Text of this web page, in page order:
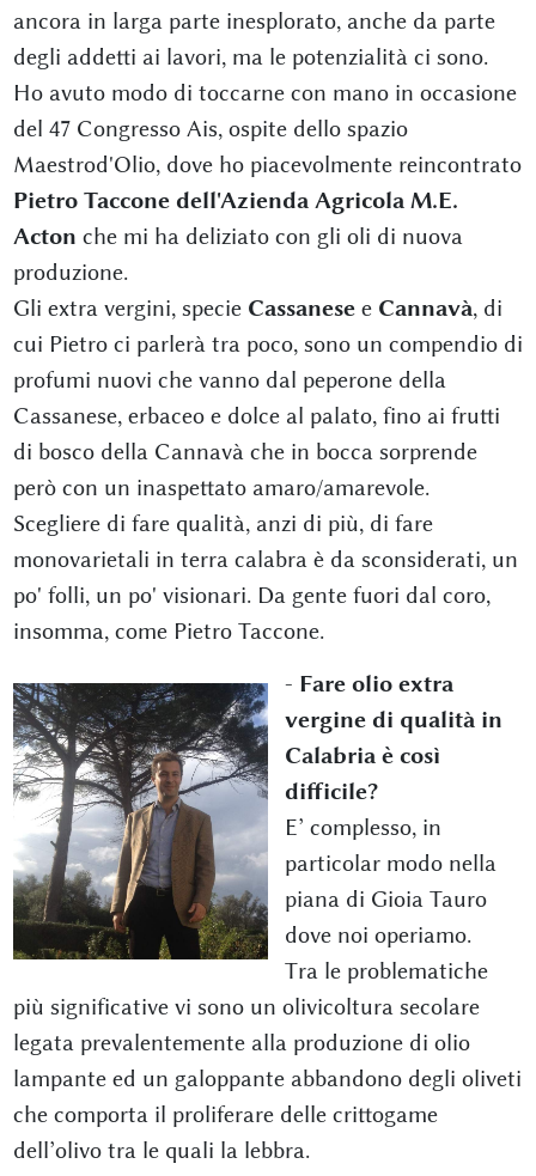
ancora in larga parte inesplorato, anche da parte
degli addetti ai lavori, ma le potenzialità ci sono.
Ho avuto modo di toccarne con mano in occasione
del 47 Congresso Ais, ospite dello spazio
Maestrod'Olio, dove ho piacevolmente reincontrato
Pietro Taccone dell'Azienda Agricola M.E.
Acton che mi ha deliziato con gli oli di nuova
produzione.
Gli extra vergini, specie Cassanesee Cannavà, di
cui Pietro ci parlerà tra poco, sono un compendio di
profumi nuovi che vanno dal peperone della
Cassanese, erbaceo e dolce al palato, fino ai frutti
di bosco della Cannavà che in bocca sorprende
però con un inaspettato amaro/amarevole.
Scegliere di fare qualità, anzi di più, di fare
monovarietali in terra calabra è da sconsiderati, un
po' folli, un po' visionari. Da gente fuori dal coro,
insomma, come Pietro Taccone.
- Fare olio extra
vergine di qualità in
Calabria è così
difficile?
E’ complesso, in
particolar modo nella
piana di Gioia Tauro
dove noi operiamo.
Tra le problematiche
più significative vi sono un olivicoltura secolare
legata prevalentemente alla produzione di olio
lampante ed un galoppante abbandono degli oliveti
che comporta il proliferare delle crittogame
dell’olivo tra le quali la lebbra.